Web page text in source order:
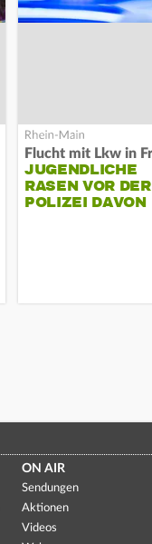
JUGENDLICHE
RASEN VOR DER
POLIZEI DAVON
ON AIR
Sendungen
Aktionen
Videos